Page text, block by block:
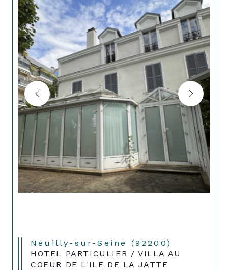
Neuilly-sur-Seine (92200)
HOTEL PARTICULIER / VILLA AU
COEUR DE L'ILE DE LA JATTE